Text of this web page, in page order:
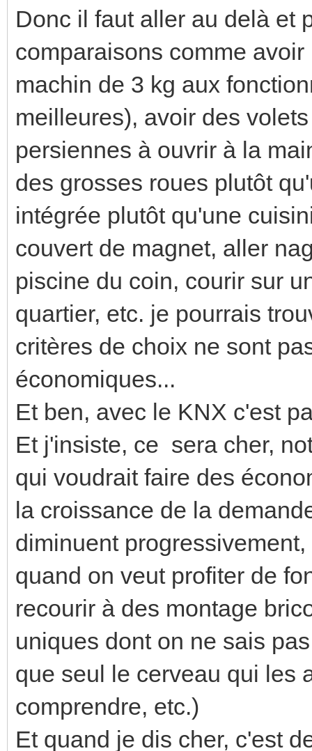
Donc il faut aller au delà et
comparaisons comme
machin de 3 kg aux
meilleures), avoir des
persiennes à ouvrir à la
des grosses roues plutôt
intégrée plutôt qu'une
couvert de magnet, aller
piscine du coin, courir sur
quartier, etc. je pourrais
critères de choix ne sont
économiques...
Et ben, avec le KNX c'est
Et j'insiste, ce sera cher,
qui voudrait faire des
la croissance de la
diminuent
quand on veut profiter de
recourir à des montage
uniques dont on ne sais
que seul le cerveau qui les
comprendre, etc.)
Et quand je dis cher, c'est